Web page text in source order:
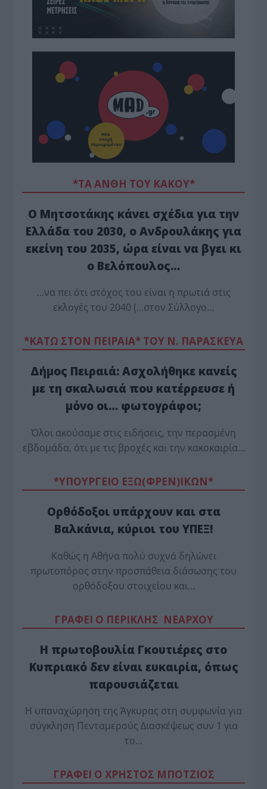
*ΤΑ ΆΝΘΗ ΤΟΥ ΚΑΚΟΎ*
Ο Μητσοτάκης κάνει σχέδια για την
Ελλάδα του 2030, ο Ανδρουλάκης για
εκείνη του 2035, ώρα είναι να βγει κι
ο Βελόπουλος…
…να πει ότι στόχος του είναι η πρωτιά στις
εκλογές του 2040 (…στον Σύλλογο…
*ΚΑΤΩ ΣΤΟΝ ΠΕΙΡΑΙΑ* ΤΟΥ Ν. ΠΑΡΑΣΚΕΥΑ
Δήμος Πειραιά: Ασχολήθηκε κανείς
με τη σκαλωσιά που κατέρρευσε ή
μόνο οι… φωτογράφοι;
Όλοι ακούσαμε στις ειδήσεις, την περασμένη
εβδομάδα, ότι με τις βροχές και την κακοκαιρία…
*ΥΠΟΥΡΓΕΙΟ ΕΞΩ(ΦΡΕΝ)ΙΚΩΝ*
Ορθόδοξοι υπάρχουν και στα
Βαλκάνια, κύριοι του ΥΠΕΞ!
Καθώς η Αθήνα πολύ συχνά δηλώνει
πρωτοπόρος στην προσπάθεια διάσωσης του
ορθόδοξου στοιχείου και…
ΓΡΑΦΕΙ Ο ΠΕΡΙΚΛΗΣ ΝΕΑΡΧΟΥ
Η πρωτοβουλία Γκουτιέρες στο
Κυπριακό δεν είναι ευκαιρία, όπως
παρουσιάζεται
Η υπαναχώρηση της Άγκυρας στη συμφωνία για
σύγκληση Πενταμερούς Διασκέψεως συν 1 για
το…
ΓΡΑΦΕΙ Ο ΧΡΗΣΤΟΣ ΜΠΟΤΖΙΟΣ